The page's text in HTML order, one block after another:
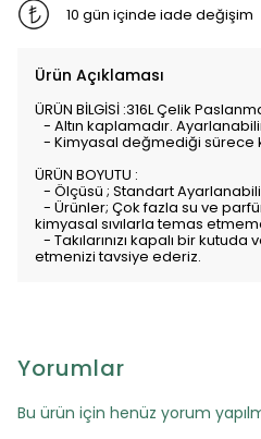
10 gün içinde iade değişim
Ürün Açıklaması
ÜRÜN BİLGİSİ :316L Çelik
- Altın kaplamadır.
- Kimyasal değmediği sürece
ÜRÜN BOYUTU :
- Ölçüsü ; Standart
- Ürünler; Çok fazla su ve
kimyasal sıvılarla temas
- Takılarınızı kapalı bir
etmenizi tavsiye ederiz.
Yorumlar
Bu ürün için henüz yorum